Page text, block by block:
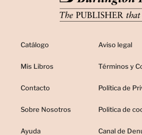
Catálogo
Mis Libros
Contacto
Sobre Nosotros
Ayuda
Aviso legal
Términos y
Política de
Politica de
Canal de